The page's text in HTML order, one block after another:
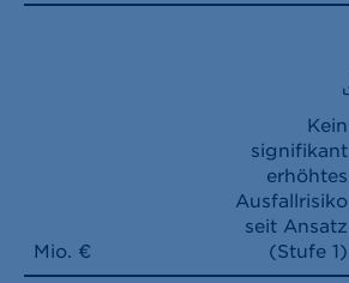
Mio. €
Kein
signifikant
erhöhtes
Ausfallrisiko
seit Ansatz
(Stufe 1)